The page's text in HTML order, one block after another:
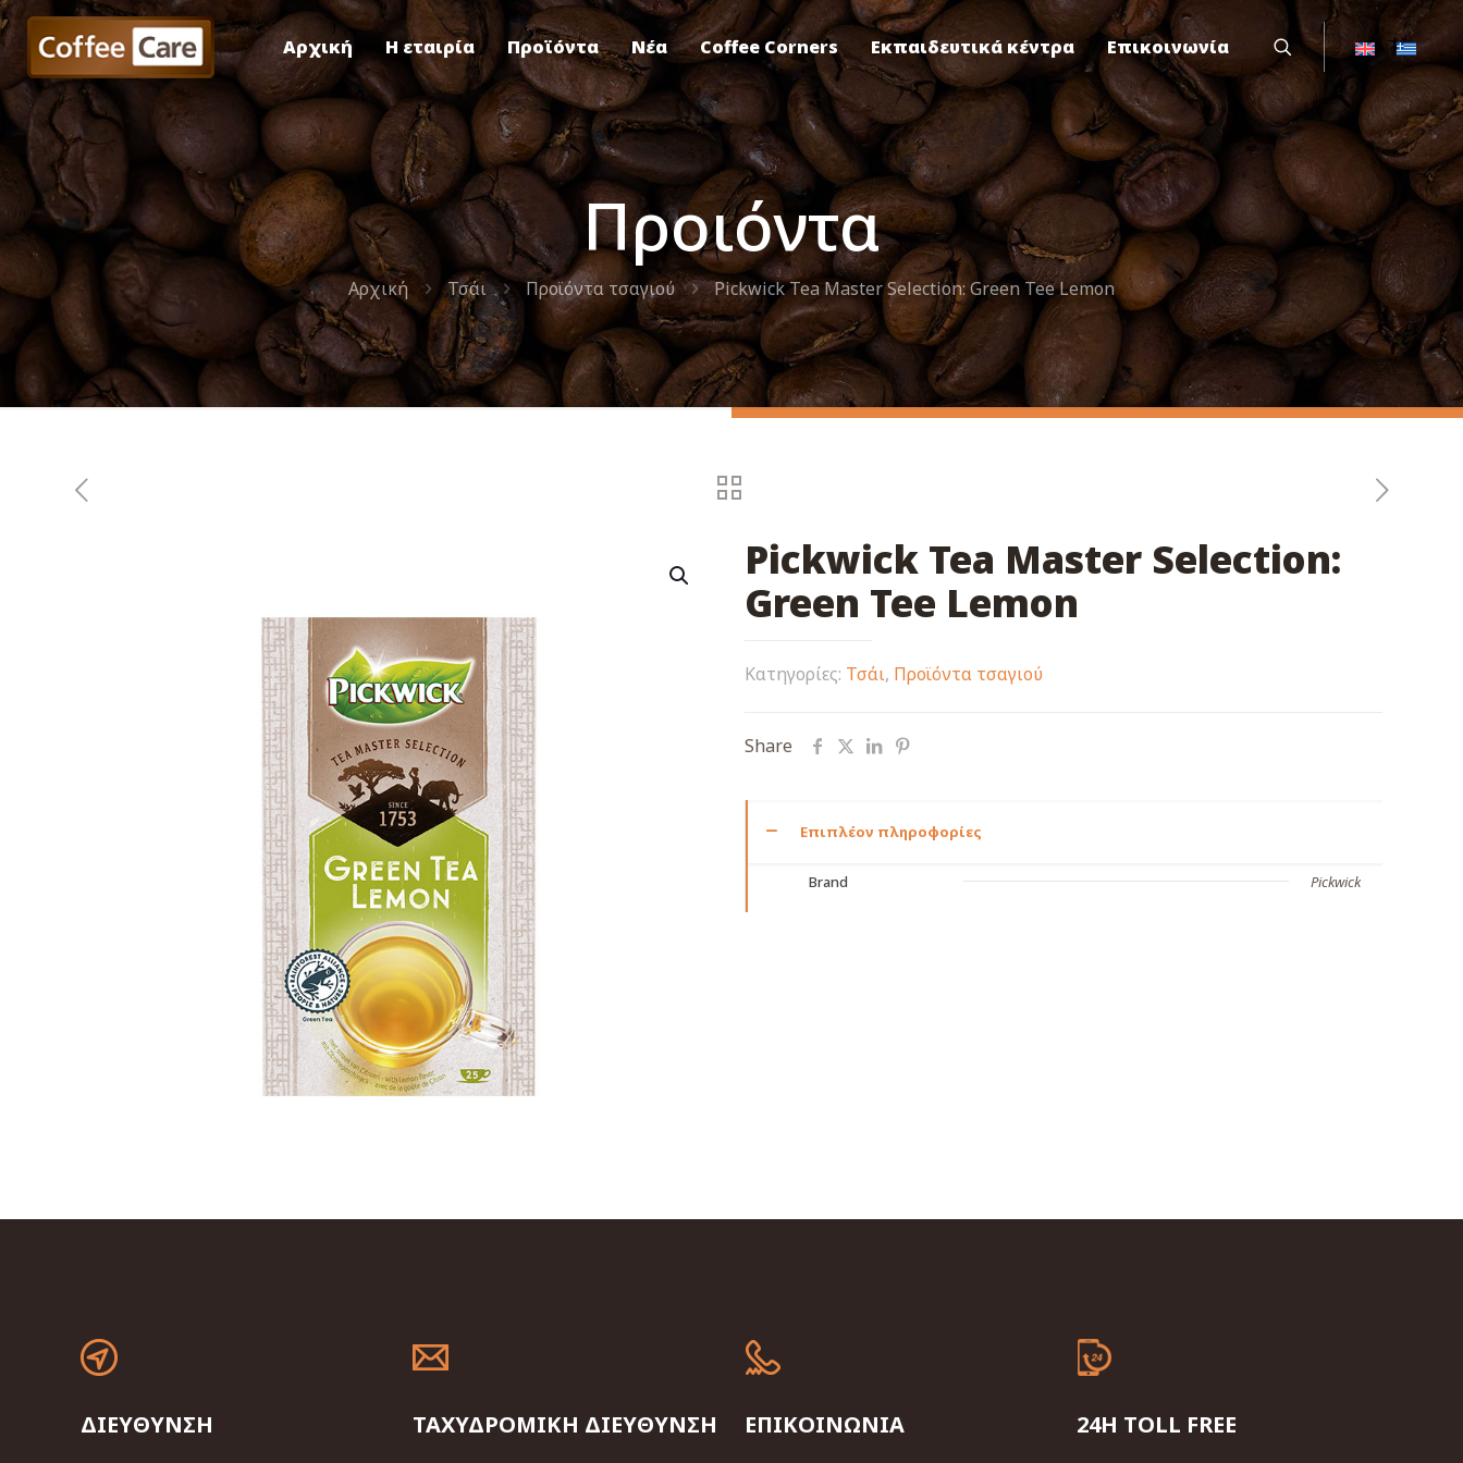
Αρχική Η εταιρία Προϊόντα Νέα Coffee Corners Εκπαιδευτικά κέντρα Επικοινωνία
Προιόντα
Αρχική Τσάι Προϊόντα τσαγιού Pickwick Tea Master Selection: Green Tee Lemon
Pickwick Tea Master Selection:
Green Tee Lemon
Κατηγορίες: Τσάι, Προϊόντα τσαγιού
Share
Επιπλέον πληροφορίες
Brand Pickwick
ΔΙΕΥΘΥΝΣΗ ΤΑΧΥΔΡΟΜΙΚΗ ΔΙΕΥΘΥΝΣΗ ΕΠΙΚΟΙΝΩΝΙΑ 24H TOLL FREE